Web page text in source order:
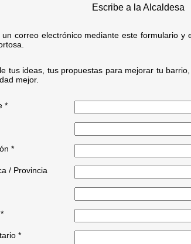
Escribe a la Alcaldesa
un correo electrónico mediante este formulario y
tus ideas, tus propuestas para mejorar tu
mejor.
*
*
/ Provincia
*